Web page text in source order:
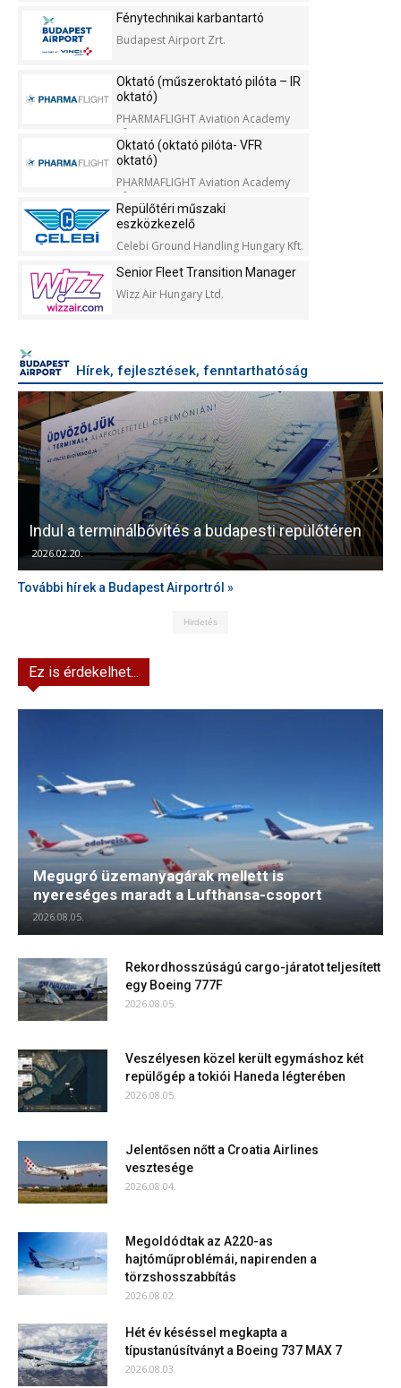
Fénytechnikai karbantartó
Budapest Airport Zrt.
Oktató (műszeroktató pilóta – IR
oktató)
PHARMAFLIGHT Aviation Academy
Kft.
Oktató (oktató pilóta- VFR
oktató)
PHARMAFLIGHT Aviation Academy
Kft.
Repülőtéri műszaki
eszközkezelő
Celebi Ground Handling Hungary Kft.
Senior Fleet Transition Manager
Wizz Air Hungary Ltd.
Hírek, fejlesztések, fenntarthatóság
Újra sportolók vették birtokba az egyik
futópályát Ferihegyen
2025.09.22.
További hírek a Budapest Airportról »
Hirdetés
Ez is érdekelhet...
Megugró üzemanyagárak mellett is
nyereséges maradt a Lufthansa-csoport
2026.08.05.
Rekordhosszúságú cargo-járatot teljesített
egy Boeing 777F
2026.08.05.
Veszélyesen közel került egymáshoz két
repülőgép a tokiói Haneda légterében
2026.08.05.
Jelentősen nőtt a Croatia Airlines
vesztesége
2026.08.04.
Megoldódtak az A220-as
hajtóműproblémái, napirenden a
törzshosszabbítás
2026.08.02.
Hét év késéssel megkapta a
típustanúsítványt a Boeing 737 MAX 7
2026.08.03.